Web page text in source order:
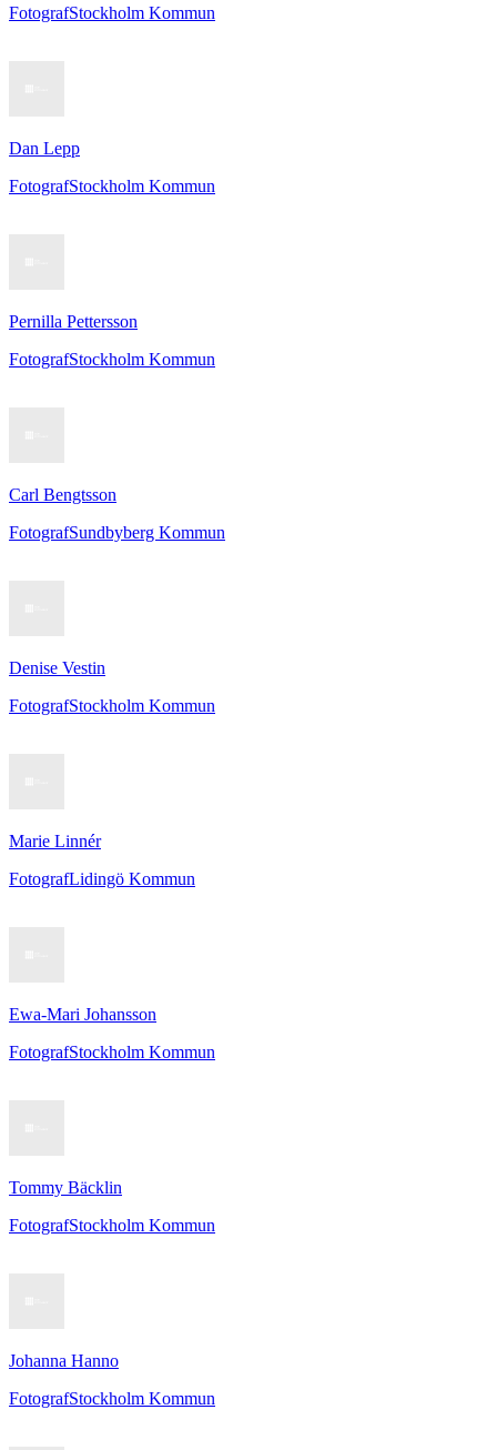
FotografStockholm Kommun
Dan Lepp
FotografStockholm Kommun
Pernilla Pettersson
FotografStockholm Kommun
Carl Bengtsson
FotografSundbyberg Kommun
Denise Vestin
FotografStockholm Kommun
Marie Linnér
FotografLidingö Kommun
Ewa-Mari Johansson
FotografStockholm Kommun
Tommy Bäcklin
FotografStockholm Kommun
Johanna Hanno
FotografStockholm Kommun